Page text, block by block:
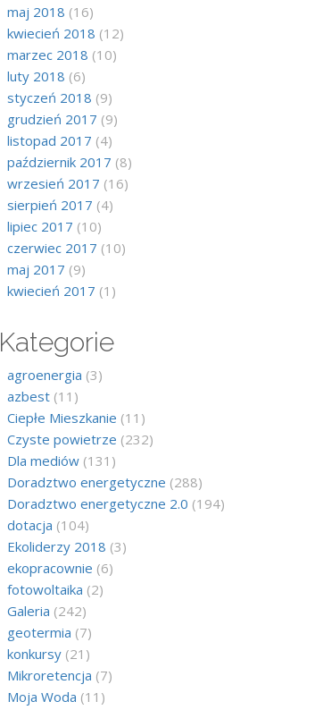
maj 2018 (16)
kwiecień 2018 (12)
marzec 2018 (10)
luty 2018 (6)
styczeń 2018 (9)
grudzień 2017 (9)
listopad 2017 (4)
październik 2017 (8)
wrzesień 2017 (16)
sierpień 2017 (4)
lipiec 2017 (10)
czerwiec 2017 (10)
maj 2017 (9)
kwiecień 2017 (1)
Kategorie
agroenergia (3)
azbest(11)
Ciepłe Mieszkanie (11)
Czyste powietrze (232)
Dla mediów(131)
Doradztwo energetyczne (288)
Doradztwo energetyczne 2.0 (194)
dotacja (104)
Ekoliderzy 2018 (3)
ekopracownie (6)
fotowoltaika (2)
Galeria (242)
geotermia (7)
konkursy(21)
Mikroretencja (7)
Moja Woda (11)